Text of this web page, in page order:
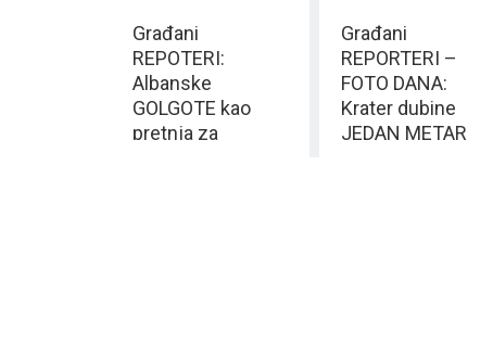
Građani
REPOTERI:
Albanske
GOLGOTE kao
pretnja za
Građani
REPORTERI –
FOTO DANA:
Krater dubine
JEDAN METAR